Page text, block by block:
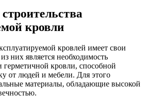
кровли
кровлей имеет свои
них является необходимость
герметичной кровли, способной
от людей и мебели. Для этого
материалы, обладающие высокой